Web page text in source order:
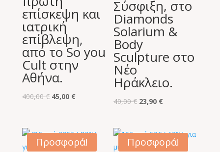
επίσκεψη και
ιατρική
επίβλεψη,
από το So you
Cult στην
Αθήνα.
400,00€ Original
400,00 €.
45,00 €Η
είναι:
45,00 €.
Σύσφιξη, στο
Diamonds
Solarium &
Body
Sculpture στο
Νέο
Ηράκλειο.
40,00€ Original
40,00 €.
23,90 €
είναι:
Προσφορά! Προσφορά!